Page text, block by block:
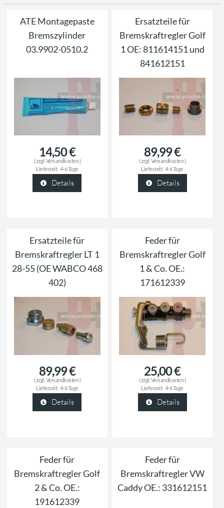
ATE Montagepaste
Bremszylinder
03.9902-0510.2
14,50 €
( zzgl. Versandkosten)
Lieferzeit: 4-6 Tage
Details
Ersatzteile für
Bremskraftregler Golf
1 OE: 811614151 und
841612151
89,99 €
( zzgl. Versandkosten)
Lieferzeit: 4-6 Tage
Details
Ersatzteile für
Bremskraftregler LT 1
28-55 (OE WABCO 468
402)
89,99 €
( zzgl. Versandkosten)
Lieferzeit: 4-6 Tage
Details
Feder für
Bremskraftregler Golf
1 & Co. OE.:
171612339
25,00 €
( zzgl. Versandkosten)
Lieferzeit: 4-6 Tage
Details
Feder für
Bremskraftregler Golf
2 & Co. OE.:
191612339
Feder für
Bremskraftregler VW
Caddy OE.: 331612151